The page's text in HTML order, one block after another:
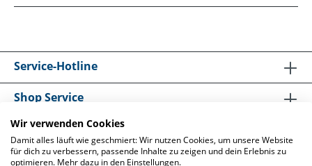
Service-Hotline
Shop Service
Informationen
Wir verwenden Cookies
Damit alles läuft wie geschmiert: Wir nutzen Cookies, um unsere Website
für dich zu verbessern, passende Inhalte zu zeigen und dein Erlebnis zu
optimieren. Mehr dazu in den Einstellungen.